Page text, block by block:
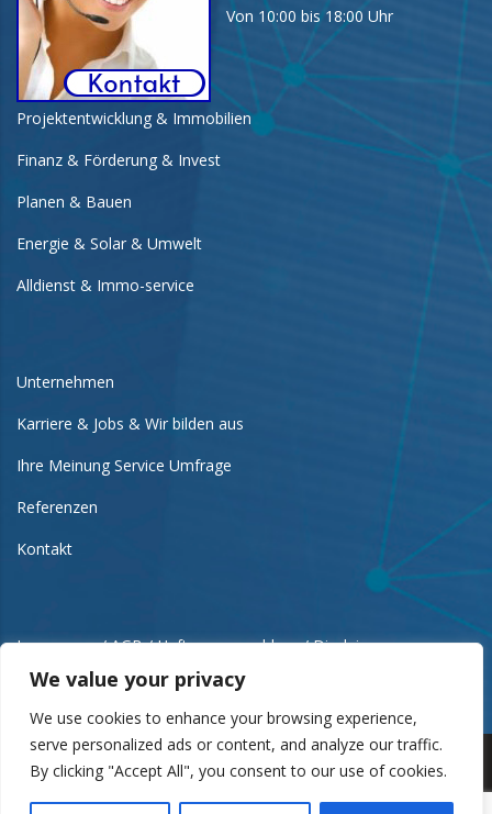
We value your privacy
We use cookies to enhance your browsing experience,
serve personalized ads or content, and analyze our traffic.
By clicking "Accept All", you consent to our use of cookies.
Von 10:00 bis 18:00 Uhr
Projektentwicklung & Immobilien
Finanz & Förderung & Invest
Planen & Bauen
Energie & Solar & Umwelt
Alldienst & Immo-service
Unternehmen
Karriere & Jobs & Wir bilden aus
Ihre Meinung Service Umfrage
Referenzen
Kontakt
Impressum / AGB / Haftungsausschluss / Disclaimer